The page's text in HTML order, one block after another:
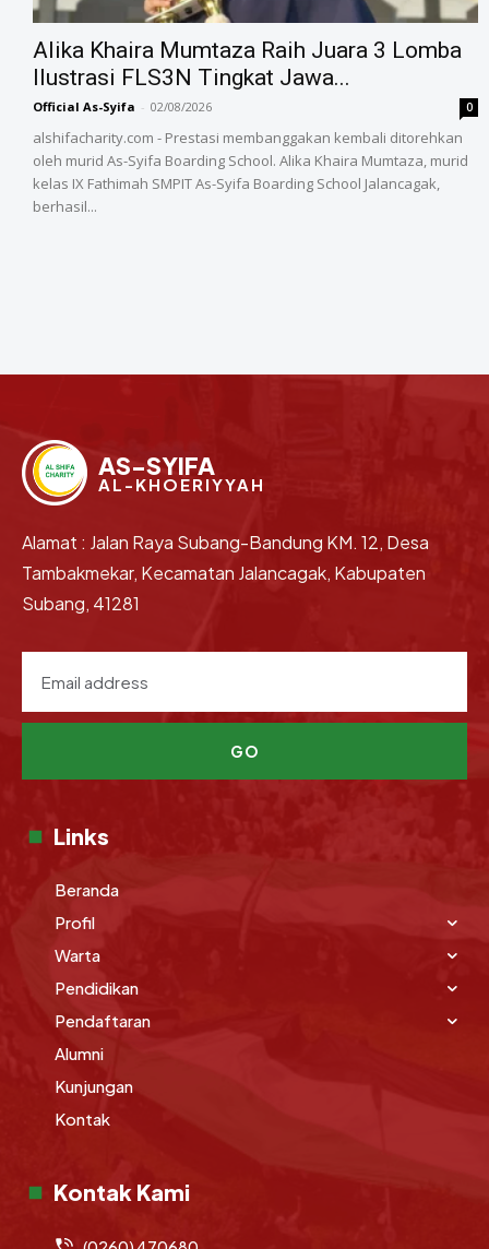
Alika Khaira Mumtaza Raih Juara 3 Lomba
Ilustrasi FLS3N Tingkat Jawa...
Official As-Syifa - 02/08/2026 0
alshifacharity.com - Prestasi membanggakan kembali ditorehkan
oleh murid As-Syifa Boarding School. Alika Khaira Mumtaza, murid
kelas IX Fathimah SMPIT As-Syifa Boarding School Jalancagak,
berhasil...
AS-SYIFA
AL-KHOERIYYAH
Alamat : Jalan Raya Subang-Bandung KM. 12, Desa
Tambakmekar, Kecamatan Jalancagak, Kabupaten
Subang, 41281
GO
Links
Beranda
Profil
Warta
Pendidikan
Pendaftaran
Alumni
Kunjungan
Kontak
Kontak Kami